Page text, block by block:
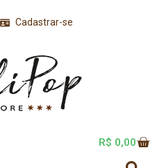
Cadastrar-se
R$ 0,00